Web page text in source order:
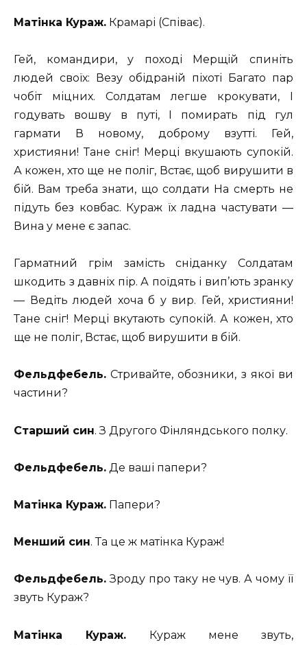
Матінка Кураж. Крамарі (Співає).
Гей, командири, у поході Мерщій спиніть
людей своїх: Везу обідраній піхоті Багато пар
чобіт міцних. Солдатам легше крокувати, І
годувать вошву в путі, І помирать під гул
гармати В новому, доброму взутті. Гей,
християни! Тане сніг! Мерці вкушають супокій.
А кожен, хто ще не поліг, Встає, щоб вирушити в
бій. Вам треба знати, що солдати На смерть не
підуть без ковбас. Кураж їх ладна частувати —
Вина у мене є запас.
Гарматний грім замість сніданку Солдатам
шкодить з давніх пір. А поїдять і вип’ють зранку
— Ведіть людей хоча б у вир. Гей, християни!
Тане сніг! Мерці вкутають супокій. А кожен, хто
ще не поліг, Встає, щоб вирушити в бій.
Фельдфебель. Стривайте, обозники, з якої ви
частини?
Старший син. З Другого Фінляндського полку.
Фельдфебель. Де ваші папери?
Матінка Кураж. Папери?
Менший син. Та це ж матінка Кураж!
Фельдфебель. Зроду про таку не чув. А чому її
звуть Кураж?
Матінка Кураж. Кураж мене звуть,